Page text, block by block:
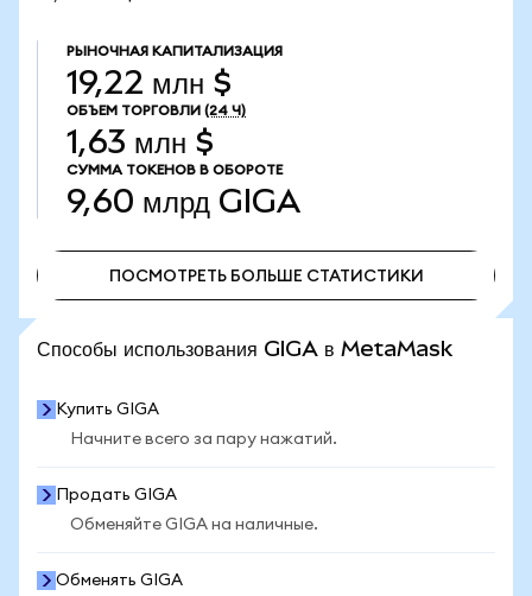
РЫНОЧНАЯ КАПИТАЛИЗАЦИЯ
19,22 млн $
ОБЪЕМ ТОРГОВЛИ (24 Ч)
1,63 млн $
СУММА ТОКЕНОВ В ОБОРОТЕ
9,60 млрд GIGA
ПОСМОТРЕТЬ БОЛЬШЕ СТАТИСТИКИ
Способы использования GIGA в MetaMask
Купить GIGA
Начните всего за пару нажатий.
Продать GIGA
Обменяйте GIGA на наличные.
Обменять GIGA